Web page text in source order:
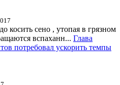
косить сено , утопая в грязном
вспаханн... Глава
потребовал ускорить темпы